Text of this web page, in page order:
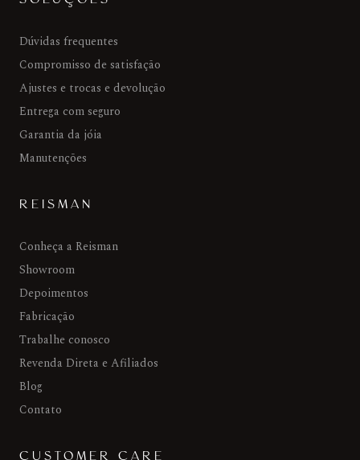
Dúvidas frequentes
Compromisso de satisfação
Ajustes e trocas e devolução
Entrega com seguro
Garantia da jóia
Manutenções
REISMAN
Conheça a Reisman
Showroom
Depoimentos
Fabricação
Trabalhe conosco
Revenda Direta e Afiliados
Blog
Contato
CUSTOMER CARE